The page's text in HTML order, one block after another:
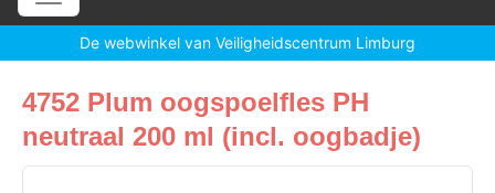
De webwinkel van Veiligheidscentrum Limburg
4752 Plum oogspoelfles PH
neutraal 200 ml (incl. oogbadje)